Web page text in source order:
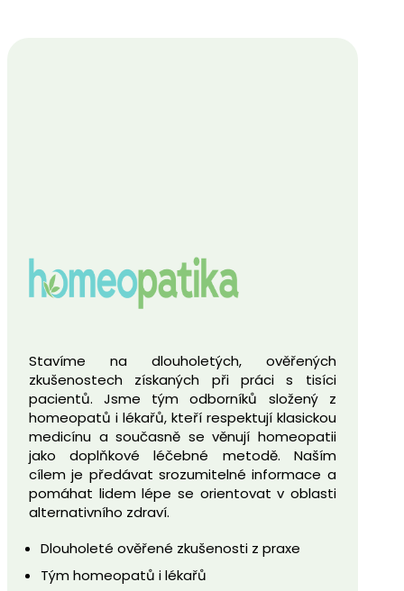
Stavíme na dlouholetých, ověřených
zkušenostech získaných při práci s tisíci
pacientů. Jsme tým odborníků složený z
homeopatů i lékařů, kteří respektují klasickou
medicínu a současně se věnují homeopatii
jako doplňkové léčebné metodě. Naším
cílem je předávat srozumitelné informace a
pomáhat lidem lépe se orientovat v oblasti
alternativního zdraví.
Dlouholeté ověřené zkušenosti z praxe
Tým homeopatů i lékařů